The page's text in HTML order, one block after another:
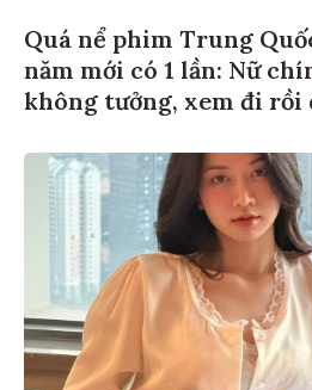
Quá nể phim Trung
năm mới có 1 lần: Nữ
không tưởng, xem đi rồi